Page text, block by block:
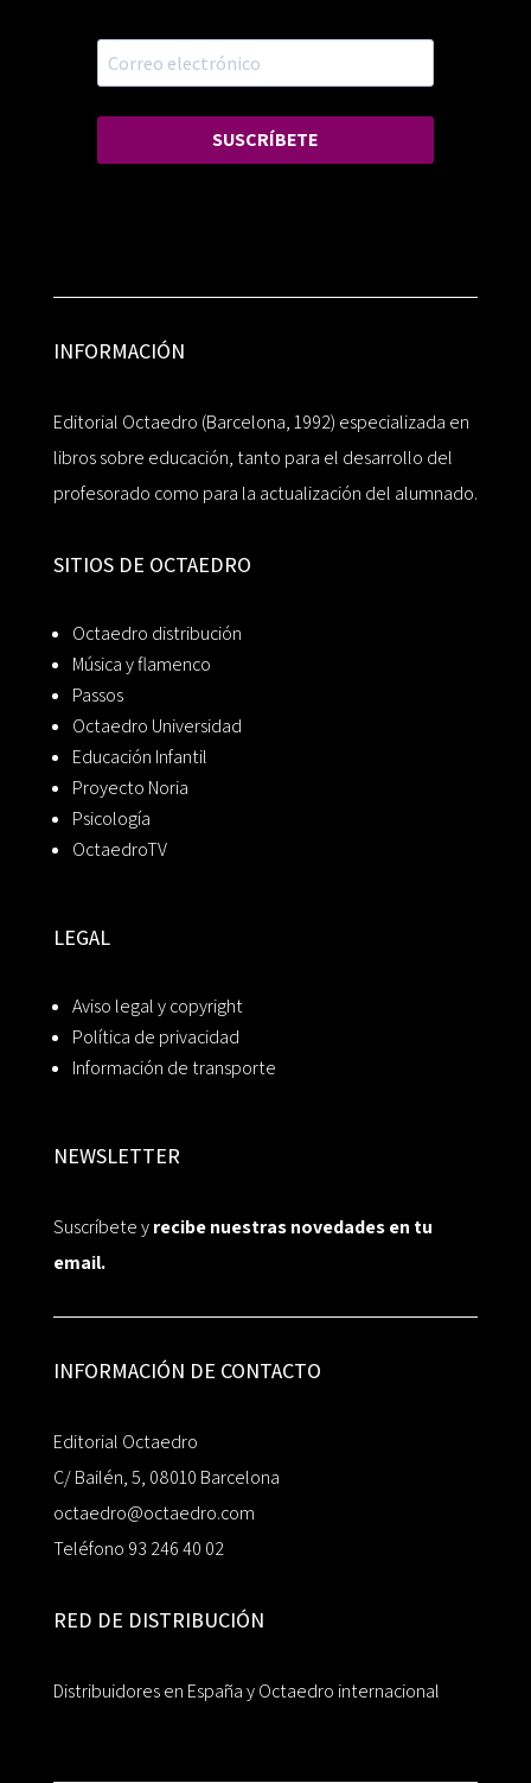
SUSCRÍBETE
INFORMACIÓN
Editorial Octaedro (Barcelona, 1992) especializada en
libros sobre educación, tanto para el desarrollo del
profesorado como para la actualización del alumnado.
SITIOS DE OCTAEDRO
Octaedro distribución
Música y flamenco
Passos
Octaedro Universidad
Educación Infantil
Proyecto Noria
Psicología
OctaedroTV
LEGAL
Aviso legal y copyright
Política de privacidad
Información de transporte
NEWSLETTER
Suscríbete yrecibe nuestras novedades en tu
email.
INFORMACIÓN DE CONTACTO
Editorial Octaedro
C/ Bailén, 5, 08010 Barcelona
octaedro@octaedro.com
Teléfono 93 246 40 02
RED DE DISTRIBUCIÓN
Distribuidores en España y Octaedro internacional